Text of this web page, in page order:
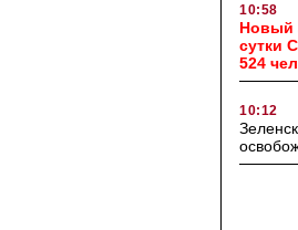
10:58
Новый
сутки
524
10:12